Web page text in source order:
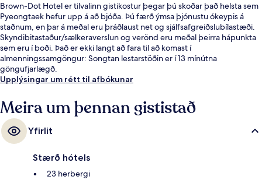
Brown-Dot Hotel er tilvalinn gistikostur þegar þú skoðar það helsta sem
Pyeongtaek hefur upp á að bjóða. Þú færð ýmsa þjónustu ókeypis á
staðnum, en þar á meðal eru þráðlaust net og sjálfsafgreiðslubílastæði.
Skyndibitastaður/sælkeraverslun og verönd eru meðal þeirra hápunkta
sem eru í boði. Það er ekki langt að fara til að komast í
almenningssamgöngur: Songtan lestarstöðin er í 13 mínútna
göngufjarlægð.
Upplýsingar um rétt til afbókunar
Meira um þennan gististað
Yfirlit
Stærð hótels
23 herbergi